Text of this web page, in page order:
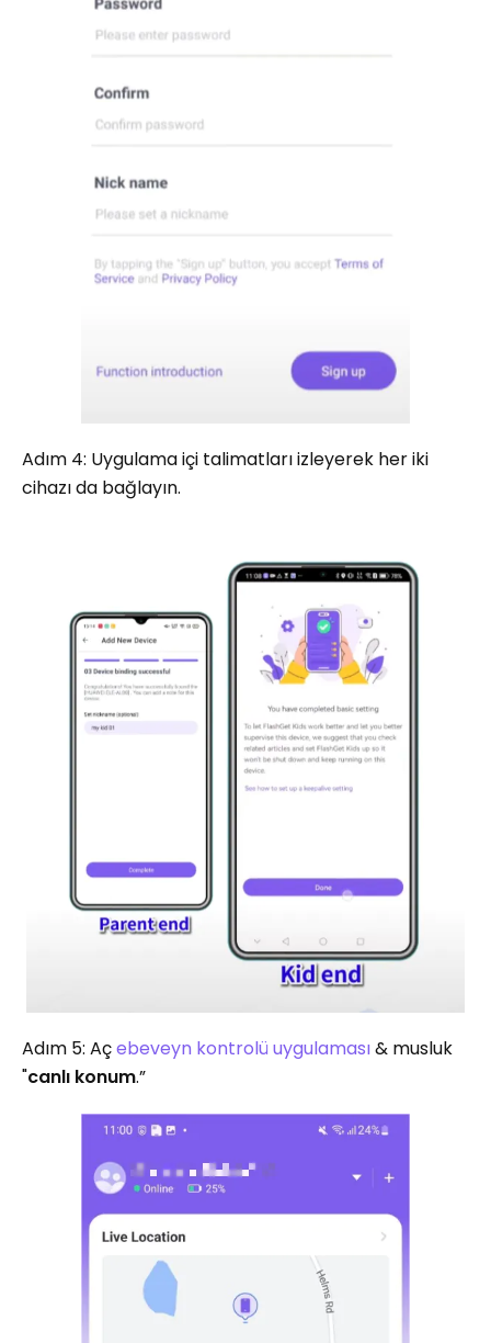
Adım 4: Uygulama içi talimatları izleyerek her iki
cihazı da bağlayın.
Adım 5: Açebeveyn kontrolü uygulaması& musluk
"canlı konum.”